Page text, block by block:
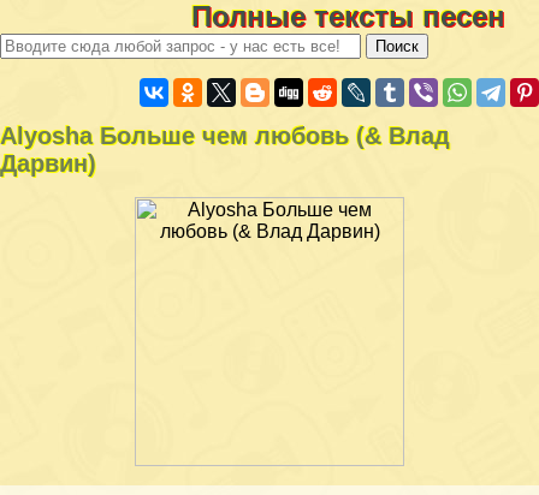
Полные тексты песен
Alyosha Больше чем любовь (& Влад
Дарвин)